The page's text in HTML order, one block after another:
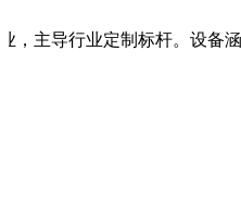
导行业定制标杆。设备涵盖